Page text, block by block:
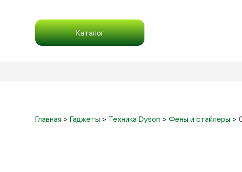
Каталог
Главная > Гаджеты > Техника Dyson > Фены и стайлеры >